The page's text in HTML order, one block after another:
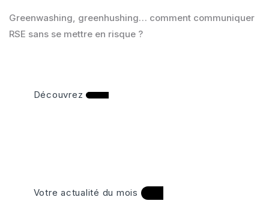
Greenwashing, greenhushing… comment communiquer
RSE sans se mettre en risque ?
Découvrez
Votre actualité du mois